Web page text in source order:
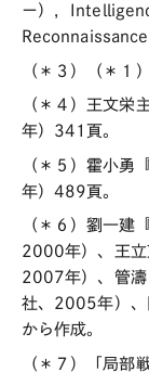
ー），
Reconnaissance
（＊３）（＊１
（＊４）王文栄
年）341頁。
（＊５）霍小勇
年）489頁。
（＊６）劉一建
2000年）、王立
2007年）、管濤
社、2005年）、
から作成。
（＊７）「局部